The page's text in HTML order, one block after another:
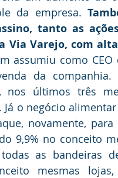
da empresa.
tanto as
Via Varejo, com
assumiu como
da
nos últimos três
o negócio
novamente,
9,9% no conceito
as bandeiras
mesmas